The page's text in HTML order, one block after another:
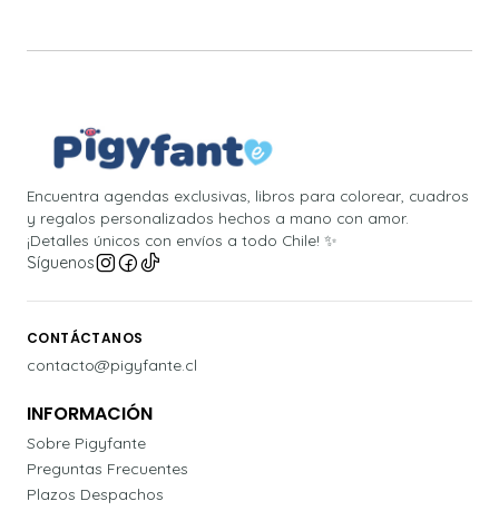
Encuentra agendas exclusivas, libros para colorear, cuadros
y regalos personalizados hechos a mano con amor.
¡Detalles únicos con envíos a todo Chile! ✨
Síguenos
CONTÁCTANOS
contacto@pigyfante.cl
INFORMACIÓN
Sobre Pigyfante
Preguntas Frecuentes
Plazos Despachos